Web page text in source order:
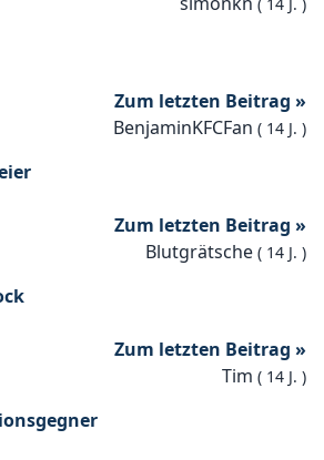
Zum letzten Beitrag »
BenjaminKFCFan ( 14 J. )
Zum letzten Beitrag »
Blutgrätsche ( 14 J. )
Zum letzten Beitrag »
Tim ( 14 J. )